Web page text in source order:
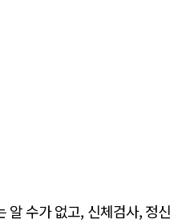
알 수가 없고, 신체검사, 정신